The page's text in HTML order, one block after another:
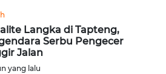
Langka di Tapteng,
Serbu Pengecer
Jalan
yang lalu